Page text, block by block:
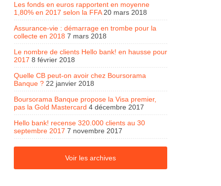
Les fonds en euros rapportent en moyenne
1,80% en 2017 selon la FFA 20 mars 2018
Assurance-vie : démarrage en trombe pour la
collecte en 2018 7 mars 2018
Le nombre de clients Hello bank! en hausse pour
2017 8 février 2018
Quelle CB peut-on avoir chez Boursorama
Banque ? 22 janvier 2018
Boursorama Banque propose la Visa premier,
pas la Gold Mastercard 4 décembre 2017
Hello bank! recense 320.000 clients au 30
septembre 2017 7 novembre 2017
Voir les archives